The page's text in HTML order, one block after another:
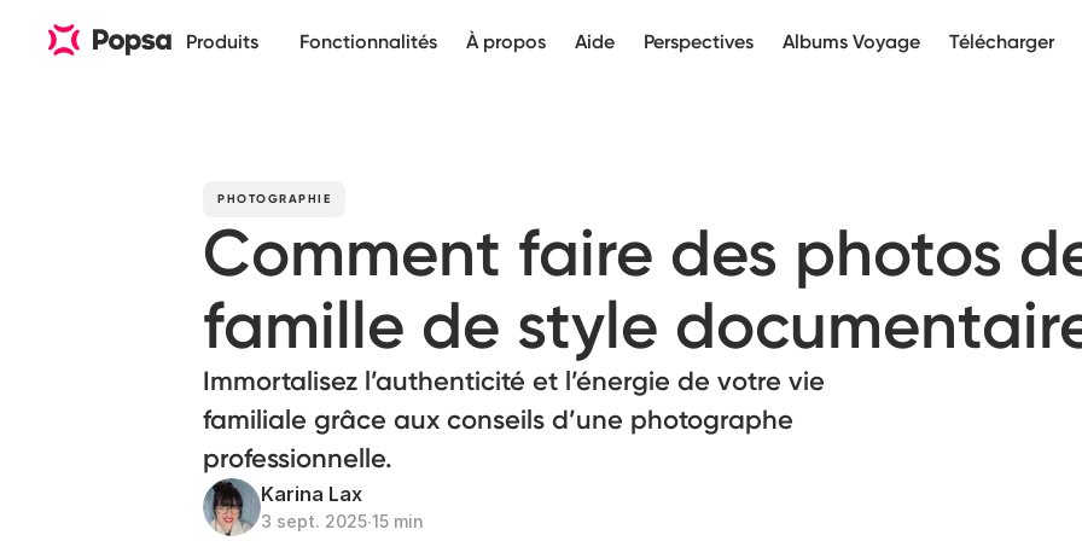
Produits Fonctionnalités À propos Aide Perspectives Albums Voyage Télécharger
PHOTOGRAPHIE
Comment faire des photos
famille de style
Immortalisez l’authenticité et l’énergie de votre vie
familiale grâce aux conseils d’une photographe
professionnelle.
Karina Lax
3 sept. 2025∙15 min